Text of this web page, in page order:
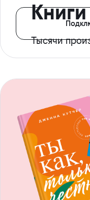
Книги
Тысячи
с доступом